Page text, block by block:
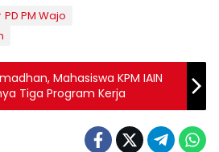
PD PM Wajo
Mahasiswa KPM IAIN
Tiga Program Kerja